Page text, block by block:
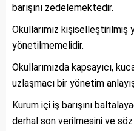
barışını zedelemektedir.
Okullarımız kişiselleştirilmiş
yönetilmemelidir.
Okullarımızda kapsayıcı,
uzlaşmacı bir yönetim
Kurum içi iş barışını
derhal son verilmesini ve